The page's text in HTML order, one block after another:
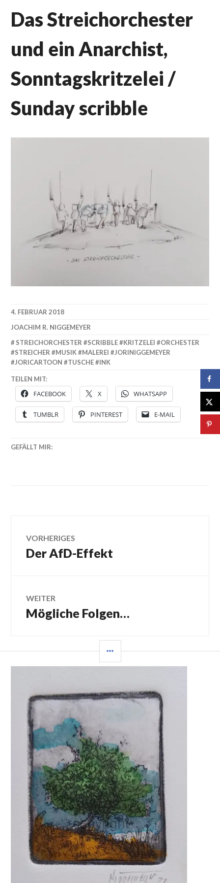
Das Streichorchester
und ein Anarchist,
Sonntagskritzelei /
Sunday scribble
4. FEBRUAR 2018
JOACHIM R. NIGGEMEYER
STREICHORCHESTER #SCRIBBLE #KRITZELEI #ORCHESTER
#STREICHER #MUSIK #MALEREI #JORINIGGEMEYER
#JORICARTOON #TUSCHE #INK
TEILEN MIT:
FACEBOOK X WHATSAPP
TUMBLR PINTEREST E-MAIL
GEFÄLLT MIR:
Beitragsnavigation
VORHERIGES
Vorheriger
Der AfD-Effekt
WEITER
Nächster
Beitrag:
Mögliche Folgen…